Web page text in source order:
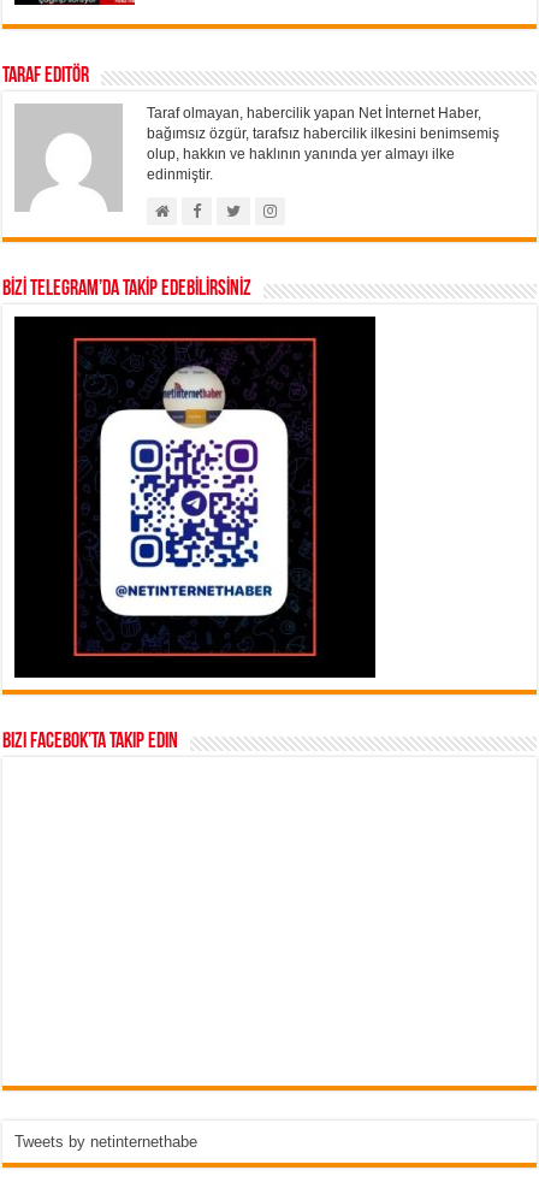
Taraf Editör
Taraf olmayan, habercilik yapan Net İnternet Haber,
bağımsız özgür, tarafsız habercilik ilkesini benimsemiş
olup, hakkın ve haklının yanında yer almayı ilke
edinmiştir.
BİZİ TELEGRAM’DA TAKİP EDEBİLİRSİNİZ
Bizi Facebok’ta takip edin
Tweets by netinternethabe